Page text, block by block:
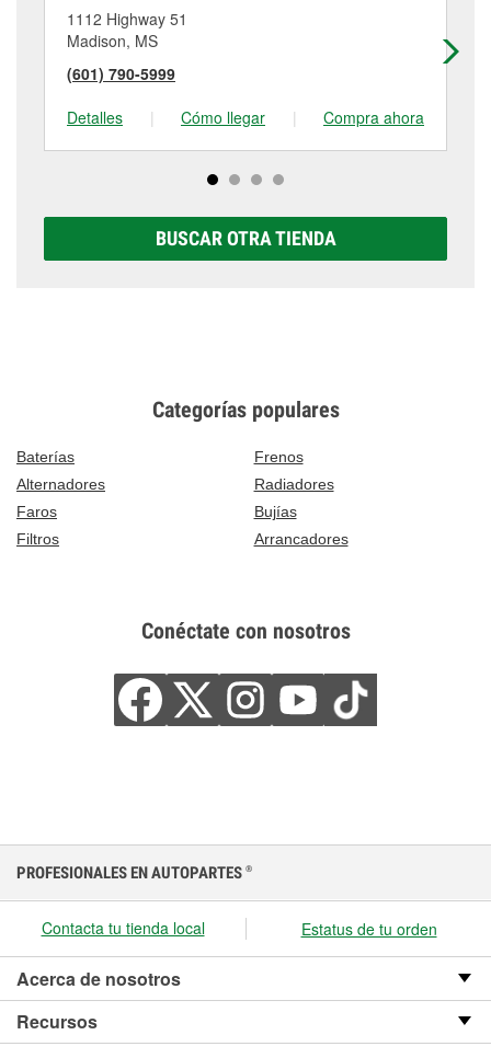
1112 Highway 51
Madison, MS
(601) 790-5999
Detalles
| Cómo llegar | Compra ahora
BUSCAR OTRA TIENDA
Categorías populares
Baterías
Frenos
Alternadores
Radiadores
Faros
Bujías
Filtros
Arrancadores
Conéctate con nosotros
PROFESIONALES EN AUTOPARTES ®
Contacta tu tienda local Estatus de tu orden
Acerca de nosotros
Recursos